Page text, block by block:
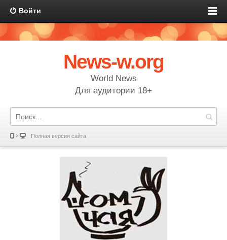
Войти
News-w.org
World News
Для аудитории 18+
Полная версия сайта